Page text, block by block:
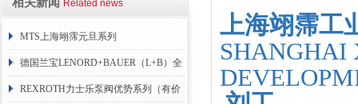
Related news
MTS上海翊霈元旦系列
RHM3050MR081A01
德国兰宝LENORD+BAUER（L+B）全
系列编码器
REXROTH力士乐泵阀优势系列（有价
上海翊霈工
SHANGHAI